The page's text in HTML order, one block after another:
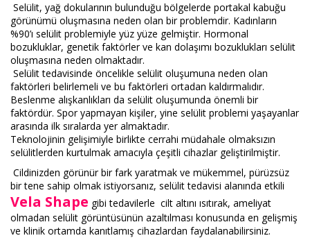
Selülit, yağ dokularının bulunduğu bölgelerde portakal kabuğu
görünümü oluşmasına neden olan bir problemdir. Kadınların
%90’ı selülit problemiyle yüz yüze gelmiştir. Hormonal
bozukluklar, genetik faktörler ve kan dolaşımı bozuklukları selülit
oluşmasına neden olmaktadır.
Selülit tedavisinde öncelikle selülit oluşumuna neden olan
faktörleri belirlemeli ve bu faktörleri ortadan kaldırmalıdır.
Beslenme alışkanlıkları da selülit oluşumunda önemli bir
faktördür. Spor yapmayan kişiler, yine selülit problemi yaşayanlar
arasında ilk sıralarda yer almaktadır.
Teknolojinin gelişimiyle birlikte cerrahi müdahale olmaksızın
selülitlerden kurtulmak amacıyla çeşitli cihazlar geliştirilmiştir.
Cildinizden görünür bir fark yaratmak ve mükemmel, pürüzsüz
bir tene sahip olmak istiyorsanız, selülit tedavisi alanında etkili
Vela Shape gibi tedavilerle cilt altını ısıtırak, ameliyat
olmadan selülit görüntüsünün azaltılması konusunda en gelişmiş
ve klinik ortamda kanıtlamış cihazlardan faydalanabilirsiniz.